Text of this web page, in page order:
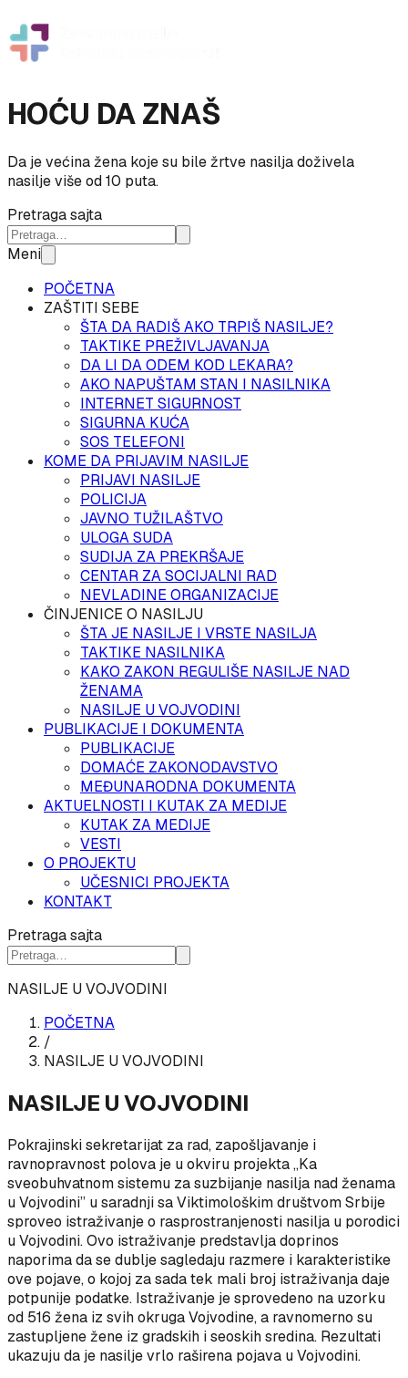
HOĆU DA ZNAŠ
Da je većina žena koje su bile žrtve nasilja doživela
nasilje više od 10 puta.
Pretraga sajta
Meni
POČETNA
ZAŠTITI SEBE
ŠTA DA RADIŠ AKO TRPIŠ NASILJE?
TAKTIKE PREŽIVLJAVANJA
DA LI DA ODEM KOD LEKARA?
AKO NAPUŠTAM STAN I NASILNIKA
INTERNET SIGURNOST
SIGURNA KUĆA
SOS TELEFONI
KOME DA PRIJAVIM NASILJE
PRIJAVI NASILJE
POLICIJA
JAVNO TUŽILAŠTVO
ULOGA SUDA
SUDIJA ZA PREKRŠAJE
CENTAR ZA SOCIJALNI RAD
NEVLADINE ORGANIZACIJE
ČINJENICE O NASILJU
ŠTA JE NASILJE I VRSTE NASILJA
TAKTIKE NASILNIKA
KAKO ZAKON REGULIŠE NASILJE NAD
ŽENAMA
NASILJE U VOJVODINI
PUBLIKACIJE I DOKUMENTA
PUBLIKACIJE
DOMAĆE ZAKONODAVSTVO
MEĐUNARODNA DOKUMENTA
AKTUELNOSTI I KUTAK ZA MEDIJE
KUTAK ZA MEDIJE
VESTI
O PROJEKTU
UČESNICI PROJEKTA
KONTAKT
Pretraga sajta
NASILJE U VOJVODINI
POČETNA
/
NASILJE U VOJVODINI
NASILJE U VOJVODINI
Pokrajinski sekretarijat za rad, zapošljavanje i
ravnopravnost polova je u okviru projekta „Ka
sveobuhvatnom sistemu za suzbijanje nasilja nad ženama
u Vojvodini” u saradnji sa Viktimološkim društvom Srbije
sproveo istraživanje o rasprostranjenosti nasilja u porodici
u Vojvodini. Ovo istraživanje predstavlja doprinos
naporima da se dublje sagledaju razmere i karakteristike
ove pojave, o kojoj za sada tek mali broj istraživanja daje
potpunije podatke. Istraživanje je sprovedeno na uzorku
od 516 žena iz svih okruga Vojvodine, a ravnomerno su
zastupljene žene iz gradskih i seoskih sredina. Rezultati
ukazuju da je nasilje vrlo raširena pojava u Vojvodini.